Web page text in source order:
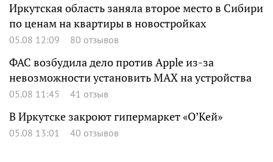
Иркутская область заняла второе место в Сибири
по ценам на квартиры в новостройках
05.08 12:09 80 отзывов
ФАС возбудила дело против Apple из-за
невозможности установить MAX на устройства
05.08 11:45 41 отзыв
В Иркутске закроют гипермаркет «О’Кей»
05.08 13:01 40 отзывов